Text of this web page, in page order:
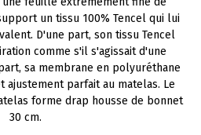
un tissu 100% Tencel qui lui
D'une part, son tissu Tencel
comme s'il s'agissait d'une
sa membrane en polyuréthane
ajustement parfait au matelas. Le
forme drap housse de bonnet
30 cm.